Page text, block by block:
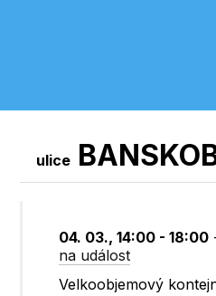
ulice
04. 03., 14:00 - 18:00
na událost
Velkoobjemový